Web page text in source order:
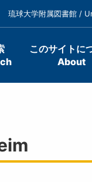
琉球大学附属図書館 /
このサイトに
About